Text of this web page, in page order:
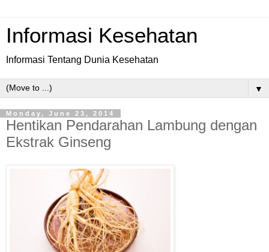
Informasi Kesehatan
Informasi Tentang Dunia Kesehatan
▼
Monday, June 23, 2014
Hentikan Pendarahan Lambung dengan
Ekstrak Ginseng